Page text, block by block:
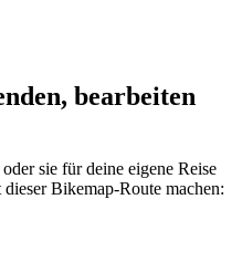
bearbeiten
sie für deine eigene Reise
Bikemap-Route machen: